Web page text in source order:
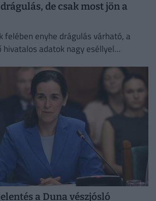
de csak most jön a
felében enyhe drágulás várható, a
hivatalos adatok nagy eséllyel
a Duna vészjósló